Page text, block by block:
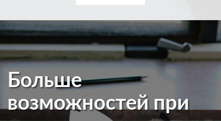
Больше
возможностей при